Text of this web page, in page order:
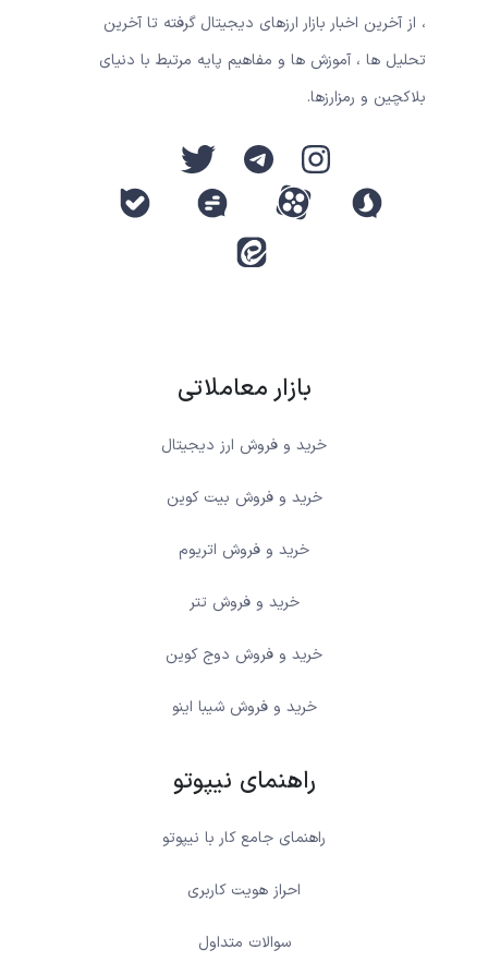
، از آخرین اخبار بازار ارزهای دیجیتال گرفته تا آخرین
تحلیل ها ، آموزش ها و مفاهیم پایه مرتبط با دنیای
بلاکچین و رمزارزها.
بازار معاملاتی
خرید و فروش ارز دیجیتال
خرید و فروش بیت کوین
خرید و فروش اتریوم
خرید و فروش تتر
خرید و فروش دوج کوین
خرید و فروش شیبا اینو
راهنمای نیپوتو
راهنمای جامع کار با نیپوتو
احراز هویت کاربری
سوالات متداول